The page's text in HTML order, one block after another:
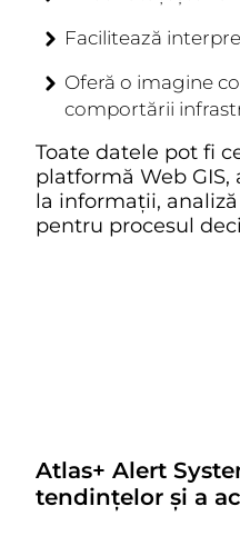
Facilitează
Oferă o imagine
comportării
Toate datele pot fi
platformă Web GIS,
la informații,
pentru procesul
Atlas+ Alert
tendințelor și a